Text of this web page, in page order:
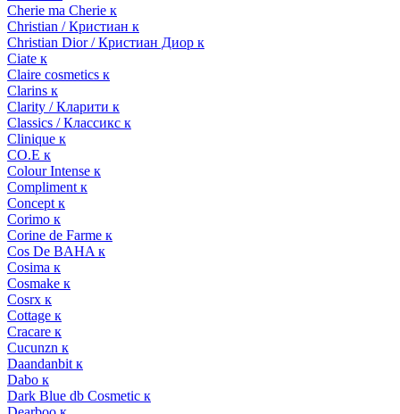
Cherie ma Cherie к
Christian / Кристиан к
Christian Dior / Кристиан Диор к
Ciate к
Claire cosmetics к
Clarins к
Clarity / Кларити к
Classics / Классикс к
Clinique к
CO.E к
Colour Intense к
Compliment к
Concept к
Corimo к
Corine de Farme к
Cos De BAHA к
Cosima к
Cosmake к
Cosrx к
Cottage к
Cracare к
Cucunzn к
Daandanbit к
Dabo к
Dark Blue db Cosmetic к